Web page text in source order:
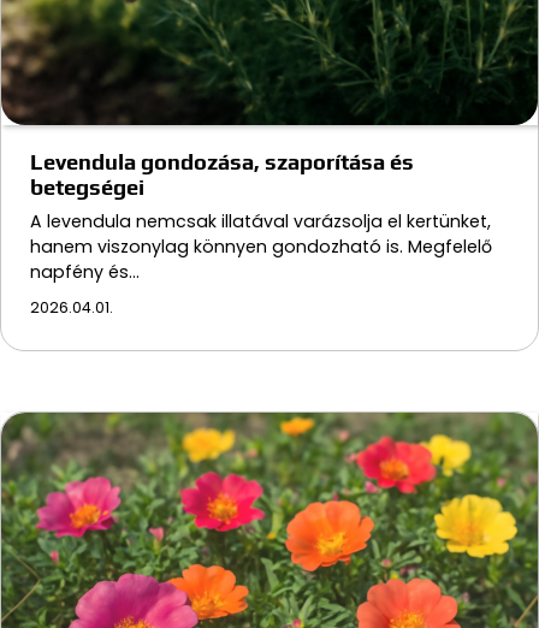
Levendula gondozása, szaporítása és
betegségei
A levendula nemcsak illatával varázsolja el kertünket,
hanem viszonylag könnyen gondozható is. Megfelelő
napfény és…
2026.04.01.